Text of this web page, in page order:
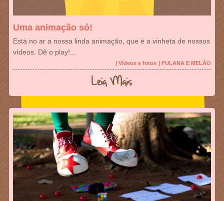
Uma animação só!
Está no ar a nossa linda animação, que é a vinheta de nossos
vídeos. Dê o play!...
| FULANA E MELÃO
| Vídeos e fotos